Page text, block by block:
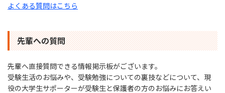
よくある質問はこちら
先輩への質問
先輩へ直接質問できる情報掲⽰板がございます。
受験⽣活のお悩みや、受験勉強についての裏技などについて、現
役の⼤学⽣サポーターが受験⽣と保護者の⽅のお悩みにお答えい